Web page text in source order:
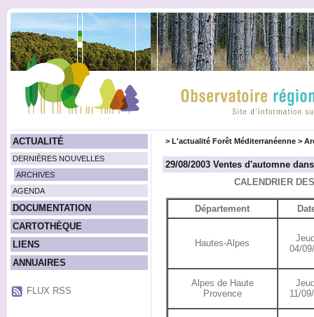
ACTUALITÉ
DERNIÈRES NOUVELLES
ARCHIVES
AGENDA
DOCUMENTATION
CARTOTHÈQUE
LIENS
ANNUAIRES
FLUX RSS
> L'actualité Forêt Méditerranéenne>
29/08/2003 Ventes d'automne
CALENDRIER
Département
Hautes-Alpes
04/
Alpes de Haute
Provence
11/